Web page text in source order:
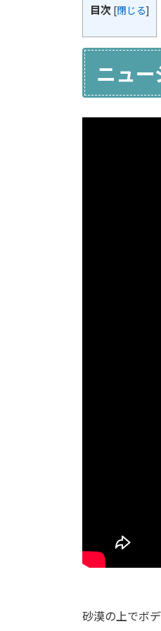
目次 [閉じる]
ニュ
砂漠の上でボ